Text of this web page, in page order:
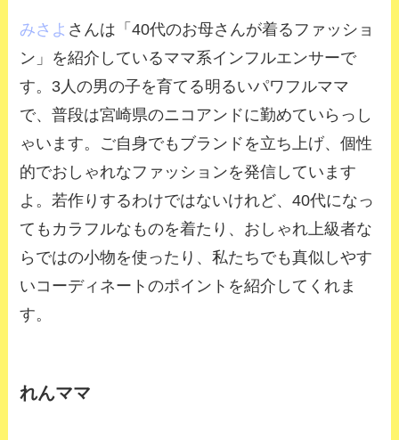
みさよ さんは「40代のお母さんが着るファッショ
ン」を紹介しているママ系インフルエンサーで
す。3人の男の子を育てる明るいパワフルママ
で、普段は宮崎県のニコアンドに勤めていらっし
ゃいます。ご自身でもブランドを立ち上げ、個性
的でおしゃれなファッションを発信しています
よ。若作りするわけではないけれど、40代になっ
てもカラフルなものを着たり、おしゃれ上級者な
らではの小物を使ったり、私たちでも真似しやす
いコーディネートのポイントを紹介してくれま
す。
れんママ